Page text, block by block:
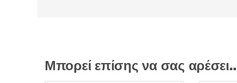
Μπορεί επίσης να σας